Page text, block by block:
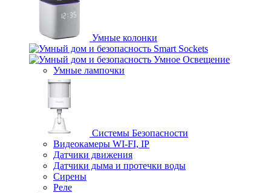
Умные колонки
Smart Sockets
Умное Освещение
Умные лампочки
Системы Безопасности
Видеокамеры WI-FI, IP
Датчики движения
Датчики дыма и протечки воды
Сирены
Реле